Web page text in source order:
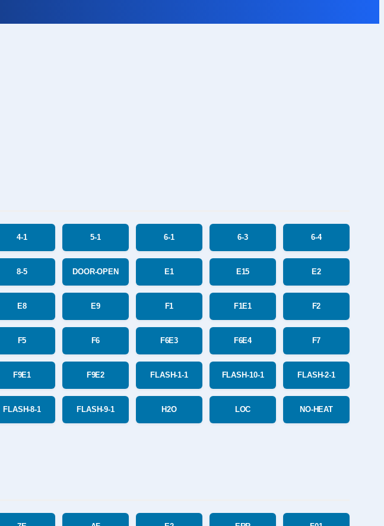
4-1 5-1 6-1 6-3 6-4
8-5 DOOR-OPEN E1 E15 E2
E8 E9 F1 F1E1 F2
F5 F6 F6E3 F6E4 F7
F9E1 F9E2 FLASH-1-1 FLASH-10-1 FLASH-2-1
FLASH-8-1 FLASH-9-1 H2O LOC NO-HEAT